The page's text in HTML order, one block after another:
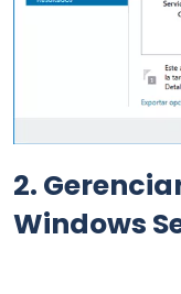
2.
Windows